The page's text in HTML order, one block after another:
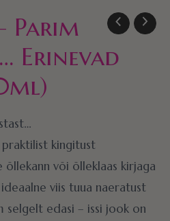
Parim
Erinevad
praktilist kingitust
õllekann või õlleklaas kirjaga
ideaalne viis tuua naeratust
selgelt edasi – issi jook on